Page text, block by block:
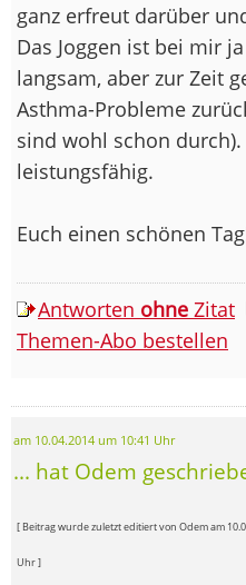
ganz erfreut darüber
Das Joggen ist bei mir
langsam, aber zur Zeit
Asthma-Probleme
sind wohl schon
leistungsfähig.
Euch einen schönen
Antworten ohne Zitat
Themen-Abo bestellen
am 10.04.2014 um 10:41 Uhr
... hat Odem
[ Beitrag wurde zuletzt editiert von Odem am
Uhr ]